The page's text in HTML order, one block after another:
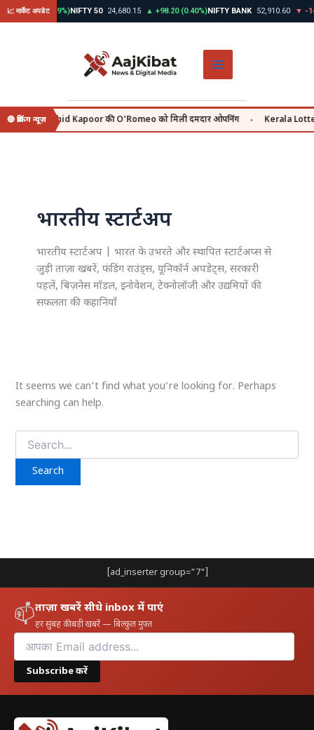
Skip
to
📈 मार्केट अपडेट
+312.45 (0.39%)NIFTY 50 24,680.15 ▲ +98.20 (0.40%)NIFTY BANK 52,910.60 ▼ -
🔴 ब्रेकिंग न्यूज़
वहीं Shahid Kapoor की O’Romeo को मिली दमदार ओपनिंग Kerala
भारतीय स्टार्टअप
भारतीय स्टार्टअप | भारत के उभरते और स्थापित स्टार्टअप्स से
जुड़ी ताज़ा खबरें, फंडिंग राउंड्स, यूनिकॉर्न अपडेट्स, सरकारी
पहलें, बिज़नेस मॉडल, इनोवेशन, टेक्नोलॉजी और उद्यमियों की
सफलता की कहानियाँ
It seems we can’t find what you’re looking for. Perhaps
searching can help.
Search
for:
[ad_inserter group="7"]
📫ताज़ा खबरें सीधे inbox में पाएं
हर सुबह की बड़ी खबरें — बिल्कुल मुफ़्त
Subscribe करें